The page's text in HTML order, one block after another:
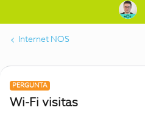
Internet NOS
PERGUNTA
Wi-Fi visitas